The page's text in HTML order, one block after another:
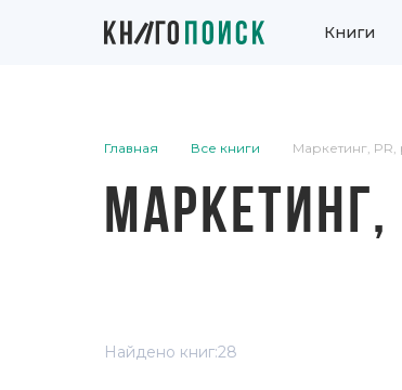
Книги
Главная Все книги Маркетинг, PR,
МАРКЕТИНГ,
Найдено книг:28